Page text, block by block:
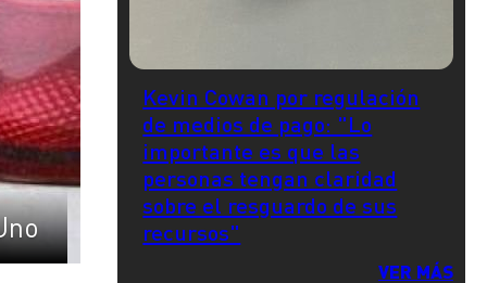
Kevin Cowan por regulación
de medios de pago: "Lo
importante es que las
personas tengan claridad
sobre el resguardo de sus
recursos"
VER MÁS